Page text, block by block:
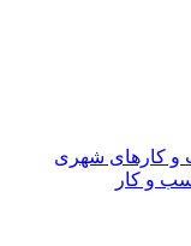
و کارهای شهری
و کار